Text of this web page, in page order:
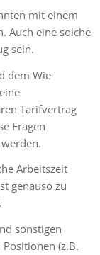
mit einem
Auch eine solche
sein.
dem Wie
Tarifvertrag
Fragen
Arbeitszeit
genauso zu
sonstigen
(z.B.